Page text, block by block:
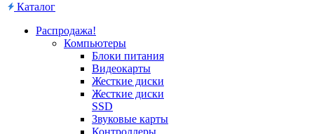
Каталог
Распродажа!
Компьютеры
Блоки питания
Видеокарты
Жесткие диски
Жесткие диски
SSD
Звуковые карты
Контроллеры